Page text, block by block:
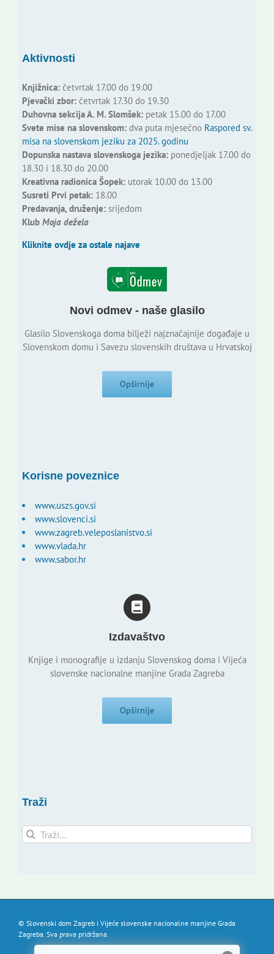
Aktivnosti
Knjižnica:četvrtak 17.00 do 19.00
Pjevački zbor:četvrtak 17.30 do 19.30
Duhovna sekcija A. M. Slomšek:petak 15.00 do 17.00
Svete mise na slovenskom:dva puta mjesečno Raspored sv.
misa na slovenskom jeziku za 2025. godinu
Dopunska nastava slovenskoga jezika:ponedjeljak 17.00 do
18.30 i 18.30 do 20.00
Kreativna radionica Šopek:utorak 10.00 do 13.00
Susreti Prvi petak:18.00
Predavanja, druženje:srijedom
Klub Moja dežela
Kliknite ovdje za ostale najave
Novi odmev - naše glasilo
Glasilo Slovenskoga doma bilježi najznačajnije događaje u
Slovenskom domu i Savezu slovenskih društava u Hrvatskoj
Opširnije
Korisne poveznice
www.uszs.gov.si
www.slovenci.si
www.zagreb.veleposlanistvo.si
www.vlada.hr
www.sabor.hr
Izdavaštvo
Knjige i monografije u izdanju Slovenskog doma i Vijeća
slovenske nacionalne manjine Grada Zagreba
Opširnije
Traži
Traži...
© Slovenski dom Zagreb i Vijeće slovenske nacionalne manjine Grada
Zagreba. Sva prava pridržana.